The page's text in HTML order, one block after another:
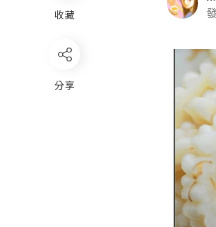
收藏
分享